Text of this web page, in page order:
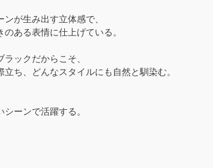
が生み出す立体感で、
ある表情に仕上げている。
ックだからこそ、
ち、どんなスタイルにも自然と馴染む。
ーンで活躍する。